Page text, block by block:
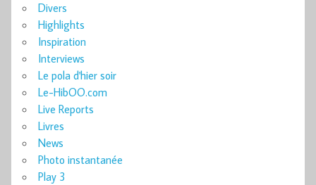
Divers
Highlights
Inspiration
Interviews
Le pola d'hier soir
Le-HibOO.com
Live Reports
Livres
News
Photo instantanée
Play 3